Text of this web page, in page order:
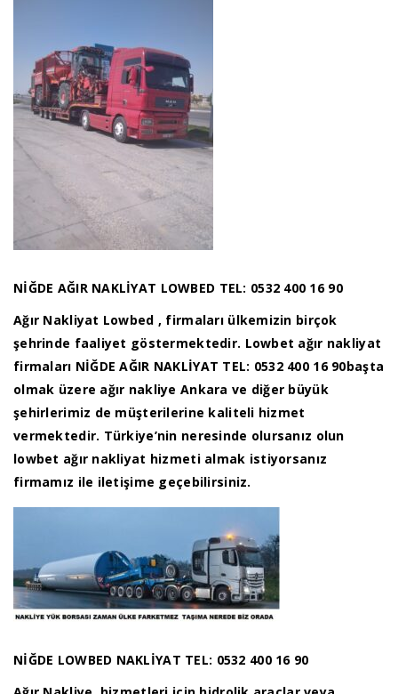
NİĞDE AĞIR NAKLİYAT LOWBED TEL: 0532 400 16 90
Ağır Nakliyat Lowbed , firmaları ülkemizin birçok
şehrinde faaliyet göstermektedir. Lowbet ağır nakliyat
firmaları NİĞDE AĞIR NAKLİYAT TEL: 0532 400 16 90başta
olmak üzere ağır nakliye Ankara ve diğer büyük
şehirlerimiz de müşterilerine kaliteli hizmet
vermektedir. Türkiye’nin neresinde olursanız olun
lowbet ağır nakliyat hizmeti almak istiyorsanız
firmamız ile iletişime geçebilirsiniz.
NİĞDE LOWBED NAKLİYAT TEL: 0532 400 16 90